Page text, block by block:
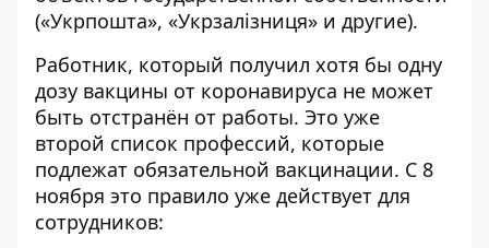
(«Укрпошта», «Укрзалізниця» и другие).
Работник, который получил хотя бы одну
дозу вакцины от коронавируса не может
быть отстранён от работы. Это уже
второй список профессий, которые
подлежат обязательной вакцинации. С 8
ноября это правило уже действует для
сотрудников: